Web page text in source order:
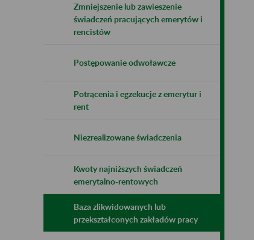
Zmniejszenie lub zawieszenie
świadczeń pracujących emerytów i
rencistów
Postępowanie odwoławcze
Potrącenia i egzekucje z emerytur i
rent
Niezrealizowane świadczenia
Kwoty najniższych świadczeń
emerytalno-rentowych
Baza zlikwidowanych lub
przekształconych zakładów pracy